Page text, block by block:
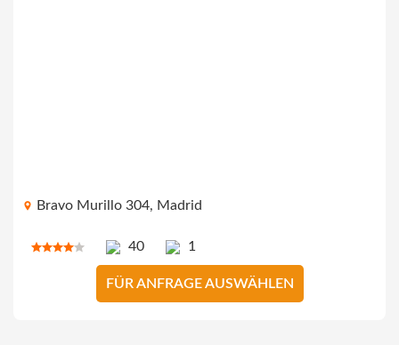
Bravo Murillo 304, Madrid
40 1
FÜR ANFRAGE AUSWÄHLEN